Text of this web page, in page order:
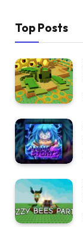
Top Posts